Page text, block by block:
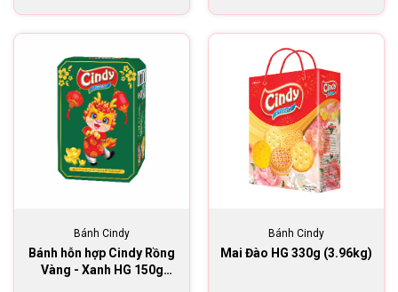
Bánh Cindy
Bánh hỗn hợp Cindy Rồng
Vàng - Xanh HG 150g
Bánh Cindy
Mai Đào HG 330g (3.96kg)